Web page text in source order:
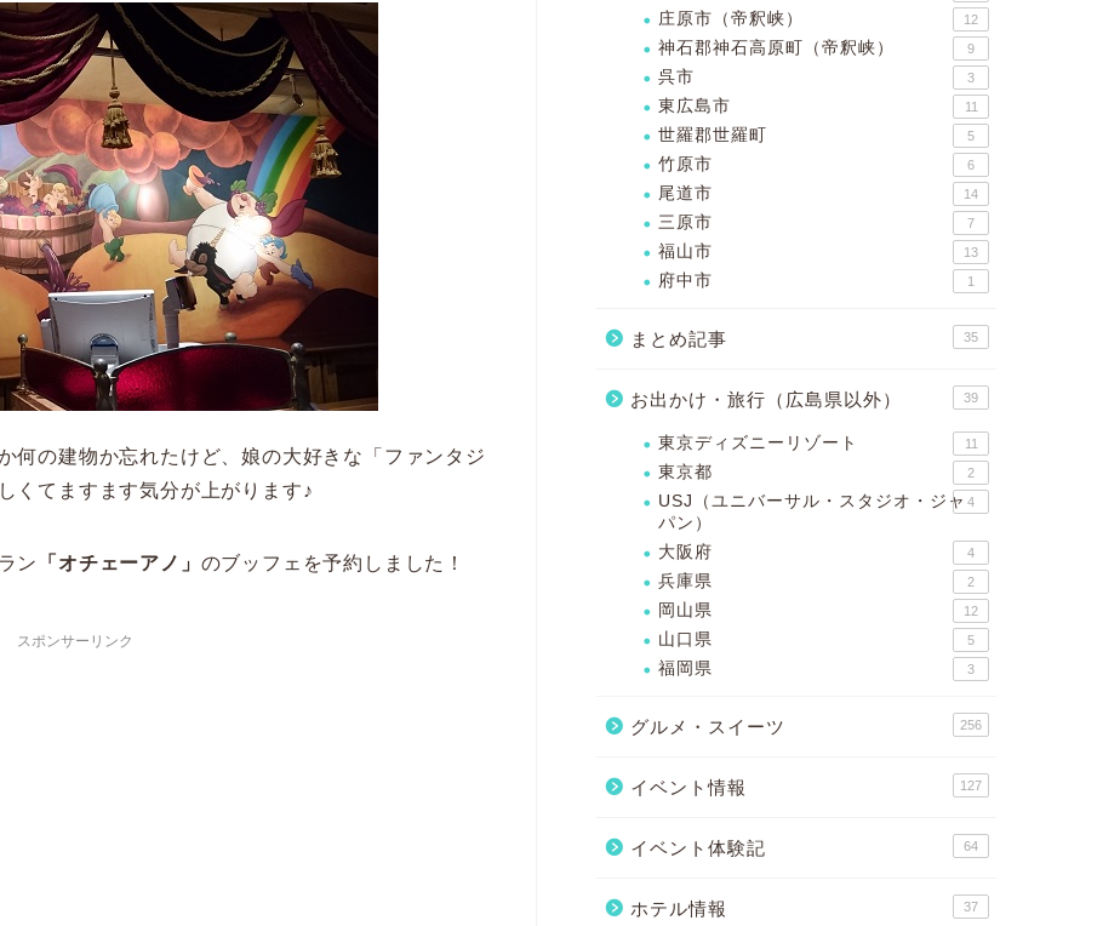
何の建物か忘れたけど、娘の大好きな「ファンタジ
くてますます気分が上がります♪
ン 「オチェーアノ」 のブッフェを予約しました！
スポンサーリンク
庄原市（帝釈峡） 12
神石郡神石高原町（帝釈峡） 9
呉市 3
東広島市 11
世羅郡世羅町 5
竹原市 6
尾道市 14
三原市 7
福山市 13
府中市 1
まとめ記事 35
お出かけ・旅行（広島県以外） 39
東京ディズニーリゾート 11
東京都 2
USJ（ユニバーサル・スタジオ・ジャ
パン）
4
大阪府 4
兵庫県 2
岡山県 12
山口県 5
福岡県 3
グルメ・スイーツ 256
イベント情報 127
イベント体験記 64
ホテル情報 37